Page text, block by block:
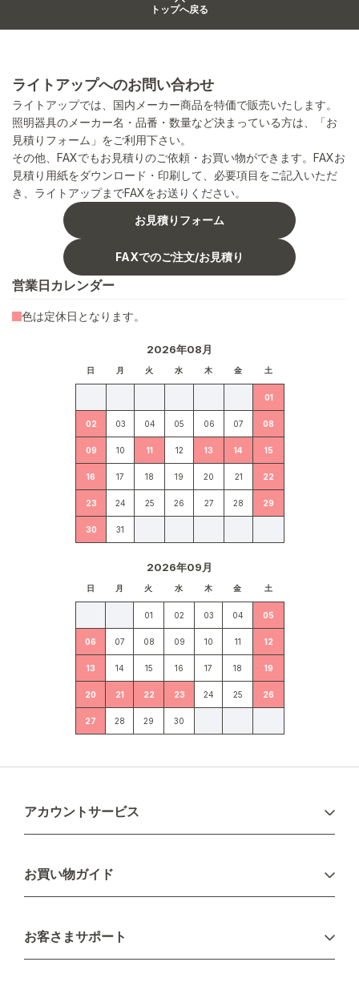
トップへ戻る
ライトアップへのお問い合わせ
ライトアップでは、国内メーカー商品を特価で販売いたします。
照明器具のメーカー名・品番・数量など決まっている方は、「お
見積りフォーム」をご利用下さい。
その他、FAXでもお見積りのご依頼・お買い物ができます。FAXお
見積り用紙をダウンロード・印刷して、必要項目をご記入いただ
き、ライトアップまでFAXをお送りください。
お見積りフォーム
FAXでのご注文/お見積り
営業日カレンダー
2026年08月
日 月 火 水 木 金 土
01
02 03 04 05 06 07 08
09 10 11 12 13 14 15
16 17 18 19 20 21 22
23 24 25 26 27 28 29
30 31
2026年09月
日 月 火 水 木 金 土
01 02 03 04 05
06 07 08 09 10 11 12
13 14 15 16 17 18 19
20 21 22 23 24 25 26
27 28 29 30
色は定休日となります。
アカウントサービス
新規会員登録
お買い物ガイド
配送について
不良品・返品について
お客さまサポート